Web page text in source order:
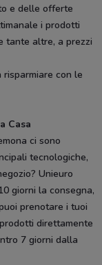
e delle offerte
i prodotti
tante altre, a prezzi
con le
Casa
ci sono
tecnologiche,
Unieuro
giorni la consegna,
prenotare i tuoi
direttamente
7 giorni dalla